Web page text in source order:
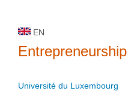
EN
Université du Luxembourg